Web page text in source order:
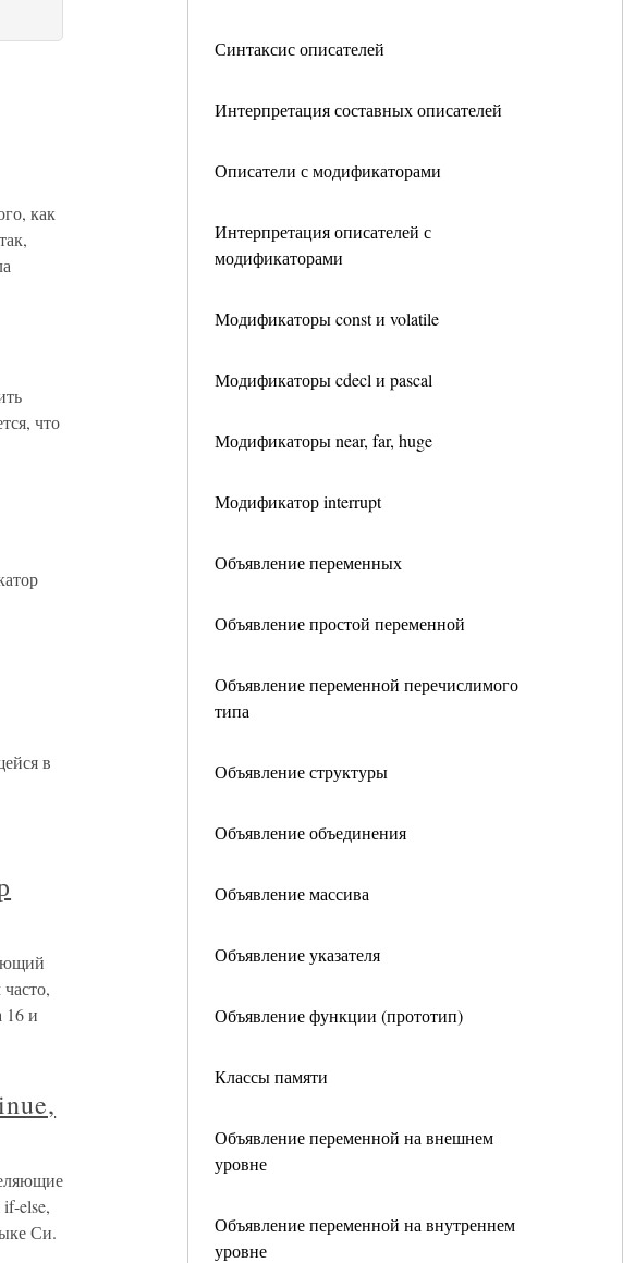
Синтаксис описателей
Интерпретация составных описателей
Описатели с модификаторами
Интерпретация описателей с
модификаторами
Модификаторы const и volatile
Модификаторы cdecl и pascal
Модификаторы near, far, huge
Модификатор interrupt
Объявление переменных
Объявление простой переменной
Объявление переменной перечислимого
типа
Объявление структуры
Объявление объединения
Объявление массива
Объявление указателя
Объявление функции (прототип)
Классы памяти
Объявление переменной на внешнем
уровне
Объявление переменной на внутреннем
уровне
как
что
в
16 и
else,
Си.